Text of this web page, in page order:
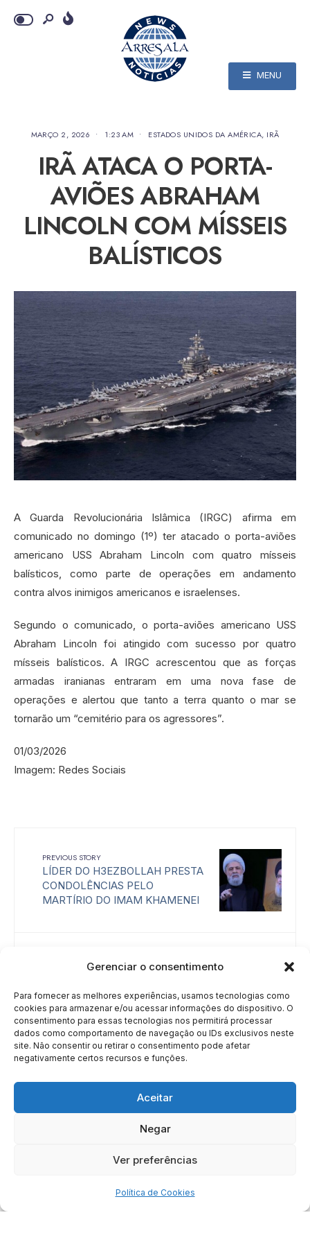
Gerenciar o consentimento
Para fornecer as melhores experiências, usamos tecnologias como
cookies para armazenar e/ou acessar informações do dispositivo. O
consentimento para essas tecnologias nos permitirá processar
dados como comportamento de navegação ou IDs exclusivos neste
site. Não consentir ou retirar o consentimento pode afetar
negativamente certos recursos e funções.
Aceitar
Negar
Ver preferências
Política de Cookies
MENU
MARÇO 2, 2026 • 1:23 AM • ESTADOS UNIDOS DA AMÉRICA, IRÃ
IRÃ ATACA O PORTA-
AVIÕES ABRAHAM
LINCOLN COM MÍSSEIS
BALÍSTICOS
A Guarda Revolucionária Islâmica (IRGC) afirma em
comunicado no domingo (1º) ter atacado o porta-aviões
americano USS Abraham Lincoln com quatro mísseis
balísticos, como parte de operações em andamento
contra alvos inimigos americanos e israelenses.
Segundo o comunicado, o porta-aviões americano USS
Abraham Lincoln foi atingido com sucesso por quatro
mísseis balísticos. A IRGC acrescentou que as forças
armadas iranianas entraram em uma nova fase de
operações e alertou que tanto a terra quanto o mar se
tornarão um “cemitério para os agressores”.
01/03/2026
Imagem: Redes Sociais
PREVIOUS STORY
LÍDER DO H3EZBOLLAH PRESTA
CONDOLÊNCIAS PELO
MARTÍRIO DO IMAM KHAMENEI
NEXT STORY
DO IMAM KHAMENEI FOI
“CRIME HISTÓRICO”
SOBRE BRASIL
Copyright © 2020 - 2023 | Arresala Noticias™